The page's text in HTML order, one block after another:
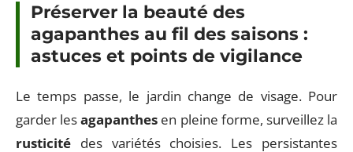
Préserver la beauté des
agapanthes au fil des saisons :
astuces et points de vigilance
Le temps passe, le jardin change de visage. Pour
garder lesagapanthes en pleine forme, surveillez la
rusticité des variétés choisies. Les persistantes